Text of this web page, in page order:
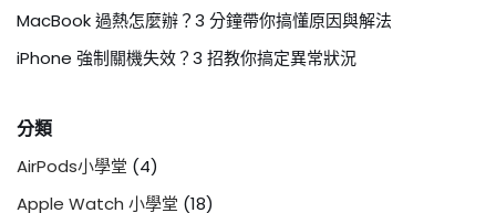
MacBook 過熱怎麼辦？3 分鐘帶你搞懂原因與解法
iPhone 強制關機失效？3 招教你搞定異常狀況
分類
AirPods小學堂 (4)
Apple Watch 小學堂 (18)